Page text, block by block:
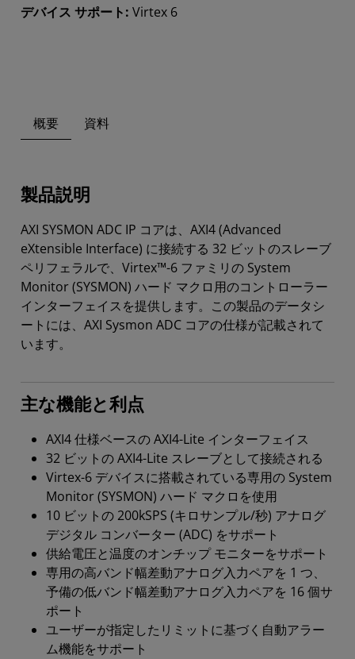
デバイス サポート: Virtex 6
概要 資料
製品説明
AXI SYSMON ADC IP コアは、AXI4 (Advanced
eXtensible Interface) に接続する 32 ビットのスレーブ
ペリフェラルで、Virtex™-6 ファミリの System
Monitor (SYSMON) ハード マクロ用のコントローラー
インターフェイスを提供します。この製品のデータシ
ートには、AXI Sysmon ADC コアの仕様が記載されて
います。
主な機能と利点
AXI4 仕様ベースの AXI4-Lite インターフェイス
32 ビットの AXI4-Lite スレーブとして接続される
Virtex-6 デバイスに搭載されている専用の System
Monitor (SYSMON) ハード マクロを使用
10 ビットの 200kSPS (キロサンプル/秒) アナログ
デジタル コンバーター (ADC) をサポート
供給電圧と温度のオンチップ モニターをサポート
専用の高バンド幅差動アナログ入力ペアを 1 つ、
予備の低バンド幅差動アナログ入力ペアを 16 個サ
ポート
ユーザーが指定したリミットに基づく自動アラー
ム機能をサポート